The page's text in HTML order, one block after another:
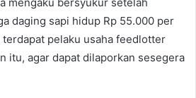
daging sapi hidup Rp 55.000 per
terdapat pelaku usaha feedlotter
itu, agar dapat dilaporkan sesegera